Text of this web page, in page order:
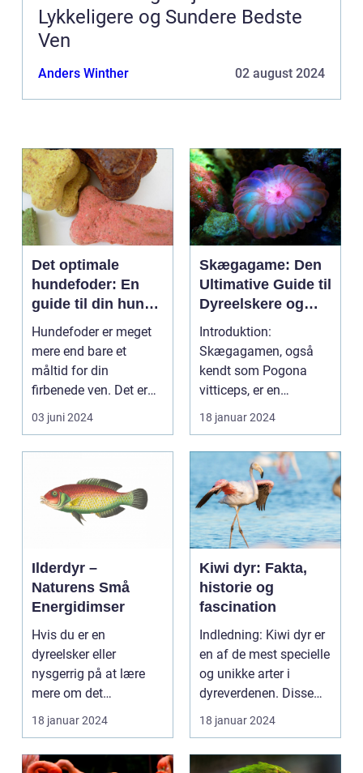
Lykkeligere og Sundere Bedste
Ven
Anders Winther 02 august 2024
Det optimale
hundefoder: En
guide til din hunds
ernæring
Hundefoder er meget
mere end bare et
måltid for din
firbenede ven. Det er
fundamentet for en
sund li...
03 juni 2024
Skægagame: Den
Ultimative Guide til
Dyreelskere og
Dyreejere
Introduktion:
Skægagamen, også
kendt som Pogona
vitticeps, er en
fascinerende
krybdyrart kendt for s...
18 januar 2024
Ilderdyr –
Naturens Små
Energidimser
Hvis du er en
dyreelsker eller
nysgerrig på at lære
mere om det
fascinerende dyrerige,
er ilderdyr e...
18 januar 2024
Kiwi dyr: Fakta,
historie og
fascination
Indledning: Kiwi dyr er
en af de mest specielle
og unikke arter i
dyreverdenen. Disse
fascinerende f...
18 januar 2024